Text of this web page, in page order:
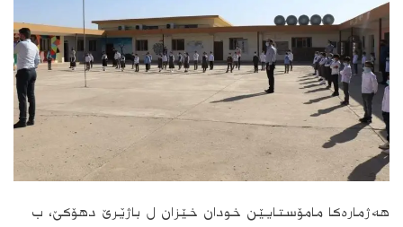
ھەژمارەکا مامۆستایێن خودان خێزان ل باژێرێ دھۆکێ، ب